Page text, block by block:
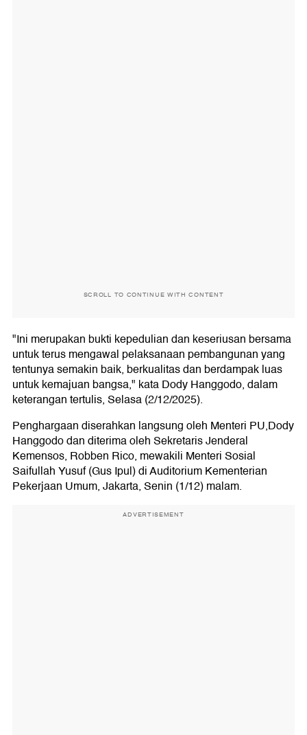
SCROLL TO CONTINUE WITH CONTENT
"Ini merupakan bukti kepedulian dan keseriusan bersama
untuk terus mengawal pelaksanaan pembangunan yang
tentunya semakin baik, berkualitas dan berdampak luas
untuk kemajuan bangsa," kata Dody Hanggodo, dalam
keterangan tertulis, Selasa (2/12/2025).
Penghargaan diserahkan langsung oleh Menteri PU,Dody
Hanggodo dan diterima oleh Sekretaris Jenderal
Kemensos, Robben Rico, mewakili Menteri Sosial
Saifullah Yusuf (Gus Ipul) di Auditorium Kementerian
Pekerjaan Umum, Jakarta, Senin (1/12) malam.
ADVERTISEMENT